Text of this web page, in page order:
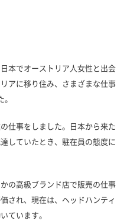
本でオーストリア人女性と出会
アに移り住み、さまざまな仕事
。
仕事をしました。日本から来た
していたとき、駐在員の態度に
の高級ブランド店で販売の仕事
され、現在は、ヘッドハンティ
ています。